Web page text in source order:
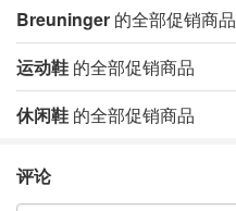
Breuninger 的全部促销商品
运动鞋 的全部促销商品
休闲鞋 的全部促销商品
评论